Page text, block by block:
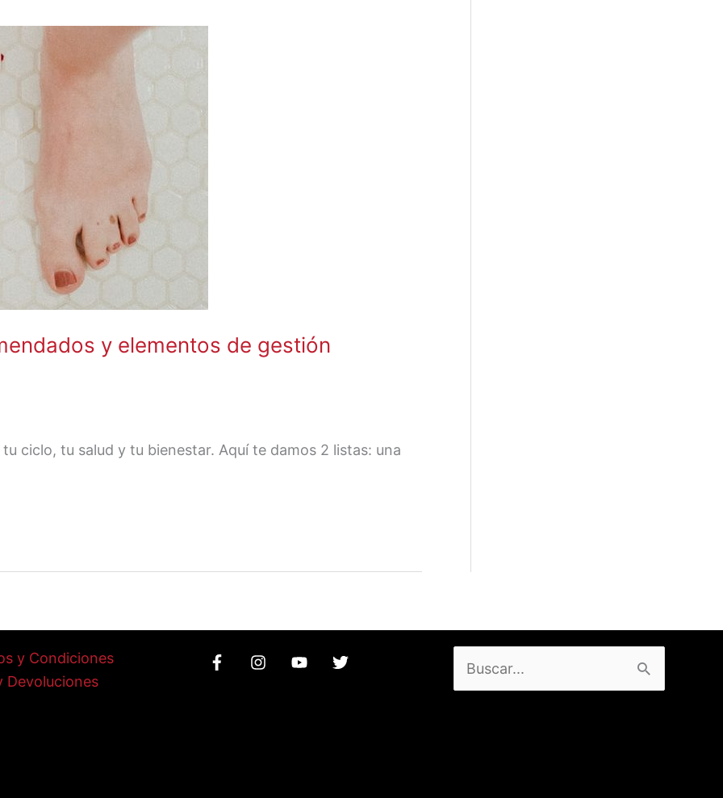
y elementos de gestión
ciclo, tu salud y tu bienestar. Aquí te damos 2 listas: una
y Condiciones
Devoluciones
Buscar
por: